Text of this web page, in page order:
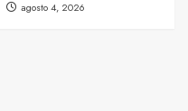
agosto 4, 2026